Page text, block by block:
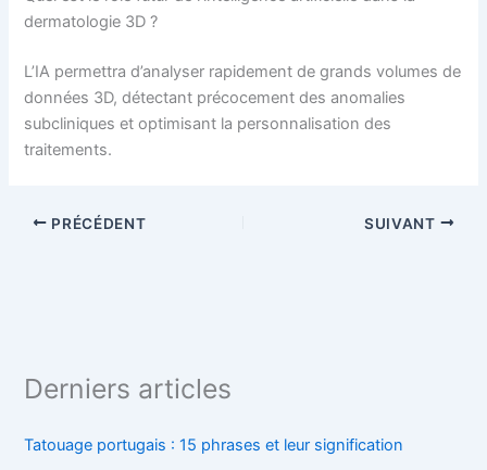
dermatologie 3D ?
L’IA permettra d’analyser rapidement de grands volumes de
données 3D, détectant précocement des anomalies
subcliniques et optimisant la personnalisation des
traitements.
PRÉCÉDENT SUIVANT
Derniers articles
Tatouage portugais : 15 phrases et leur signification